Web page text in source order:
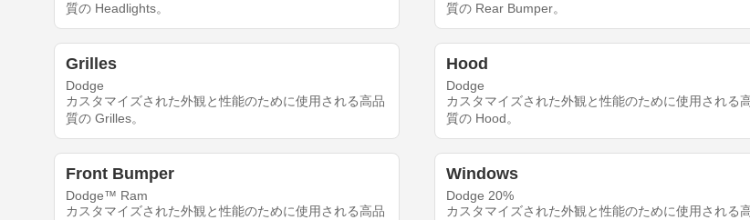
質の Headlights。
質の Rear Bumper。
Grilles
Dodge
カスタマイズされた外観と性能のために使用される高品
質の Grilles。
Hood
Dodge
カスタマイズされた外観と性能のために使用される
質の Hood。
Front Bumper
Dodge™ Ram
カスタマイズされた外観と性能のために使用される高品
Windows
Dodge 20%
カスタマイズされた外観と性能のために使用される